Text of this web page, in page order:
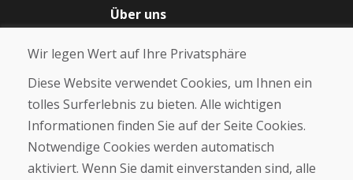
Über uns
Über uns
Kontakt
Kaufen
E-Shop
Geschäftsbedingungen
Wir legen Wert auf Ihre Privatsphäre
Diese Website verwendet Cookies, um Ihnen ein
tolles Surferlebnis zu bieten. Alle wichtigen
Informationen finden Sie auf der Seite Cookies.
Notwendige Cookies werden automatisch
aktiviert. Wenn Sie damit einverstanden sind, alle